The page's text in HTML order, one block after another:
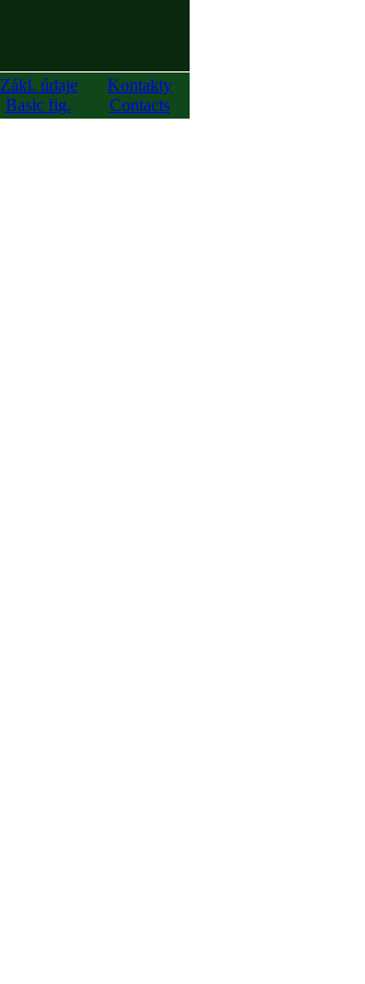
Zákl. údaje
Basic fig.
Kontakty
Contacts